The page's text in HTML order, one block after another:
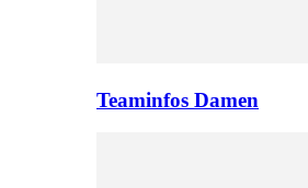
Teaminfos Damen